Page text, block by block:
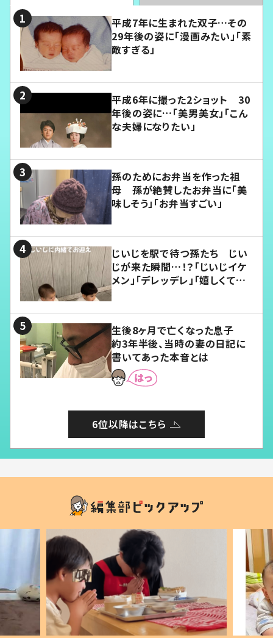
平成7年に生まれた双子…その
29年後の姿に「漫画みたい」「素
敵すぎる」
平成6年に撮った2ショット 30
年後の姿に…「美男美女」「こん
な夫婦になりたい」
孫のためにお弁当を作った祖
母 孫が絶賛したお弁当に「美
味しそう」「お弁当すごい」
じいじを駅で待つ孫たち じい
じが来た瞬間…！？「じいじイケ
メン」「デレッデレ」「嬉しくて可
生後8ヶ月で亡くなった息子
約3年半後、当時の妻の日記に
書いてあった本音とは
6位以降はこちら